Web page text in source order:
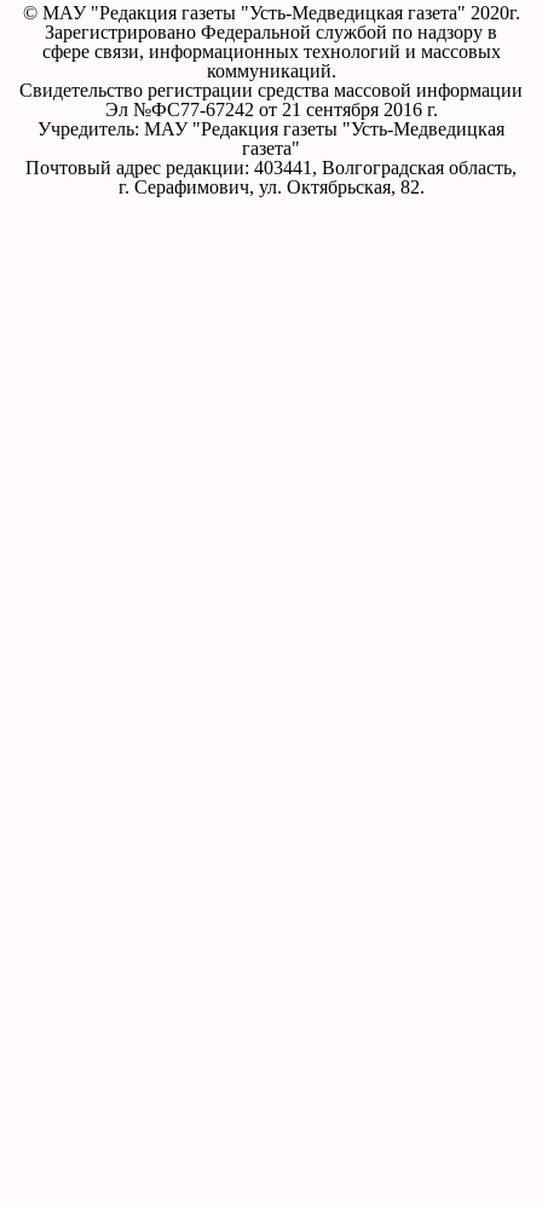
© МАУ "Редакция газеты "Усть-Медведицкая газета" 2020г.
Зарегистрировано Федеральной службой по надзору в
сфере связи, информационных технологий и массовых
коммуникаций.
Свидетельство регистрации средства массовой информации
Эл №ФС77-67242 от 21 сентября 2016 г.
Учредитель: МАУ "Редакция газеты "Усть-Медведицкая
газета"
Почтовый адрес редакции: 403441, Волгоградская область,
г. Серафимович, ул. Октябрьская, 82.